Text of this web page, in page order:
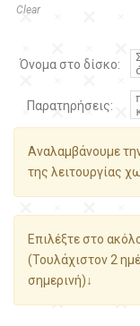
Clear
Όνομα στο δίσκο:
Παρατηρήσεις:
Αναλαμβάνουμε
της λειτουργίας
Επιλέξτε στο
(Τουλάχιστον 2
σημερινή)↓